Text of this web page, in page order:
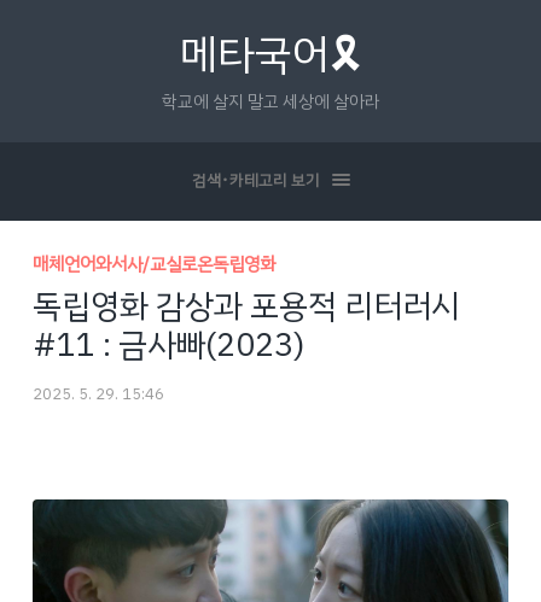
메타국어🎗
학교에 살지 말고 세상에 살아라
검색･카테고리 보기
매체언어와서사/교실로온독립영화
독립영화 감상과 포용적 리터러시
#11 : 금사빠(2023)
2025. 5. 29. 15:46